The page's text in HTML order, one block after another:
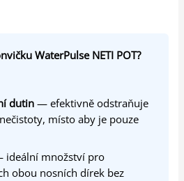
WaterPulse NETI POT?
dutin— efektivně odstraňuje
místo aby je pouze
ideální množství pro
obou nosních dírek bez